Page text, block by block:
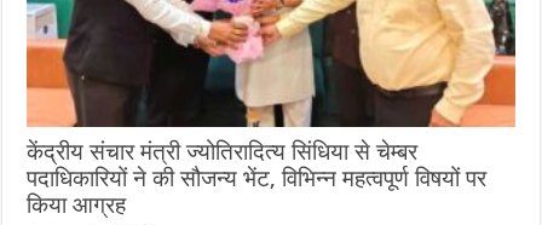
केंद्रीय संचार मंत्री ज्योतिरादित्य सिंधिया से चेम्बर
पदाधिकारियों ने की सौजन्य भेंट, विभिन्न महत्वपूर्ण विषयों पर
किया आग्रह